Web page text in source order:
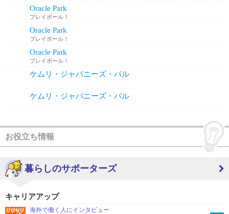
Oracle Park
プレイボール！
Oracle Park
プレイボール！
Oracle Park
プレイボール！
ケムリ・ジャパニーズ・バル
ケムリ・ジャパニーズ・バル
お役立ち情報
暮らしのサポーターズ
キャリアアップ
海外で働く人にインタビュー